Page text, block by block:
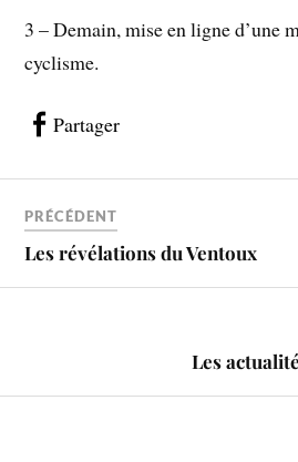
3 – Demain, mise en ligne d’une
cyclisme.
Partager
PRÉCÉDENT
Les révélations du Ventoux
Les